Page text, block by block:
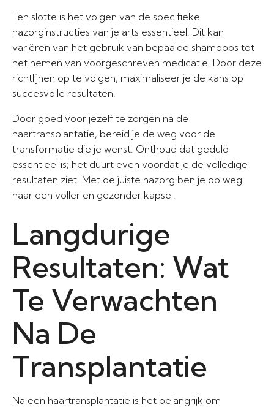
Ten slotte is het volgen van de specifieke
nazorginstructies van je arts essentieel. Dit kan
variëren van het gebruik van bepaalde shampoos tot
het nemen van voorgeschreven medicatie. Door deze
richtlijnen op te volgen, maximaliseer je de kans op
succesvolle resultaten.
Door goed voor jezelf te zorgen na de
haartransplantatie, bereid je de weg voor de
transformatie die je wenst. Onthoud dat geduld
essentieel is; het duurt even voordat je de volledige
resultaten ziet. Met de juiste nazorg ben je op weg
naar een voller en gezonder kapsel!
Langdurige
Resultaten: Wat
Te Verwachten
Na De
Transplantatie
Na een haartransplantatie is het belangrijk om